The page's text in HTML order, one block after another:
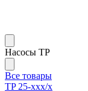
Насосы TP
Все товары
TP 25-xxx/x